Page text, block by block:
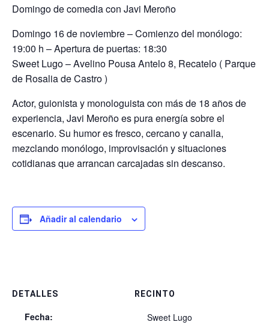
Domingo de comedia con Javi Meroño
Domingo 16 de noviembre – Comienzo del monólogo:
19:00 h – Apertura de puertas: 18:30
Sweet Lugo – Avelino Pousa Antelo 8, Recatelo ( Parque
de Rosalia de Castro )
Actor, guionista y monologuista con más de 18 años de
experiencia, Javi Meroño es pura energía sobre el
escenario. Su humor es fresco, cercano y canalla,
mezclando monólogo, improvisación y situaciones
cotidianas que arrancan carcajadas sin descanso.
Añadir al calendario
DETALLES
Fecha:
RECINTO
Sweet Lugo